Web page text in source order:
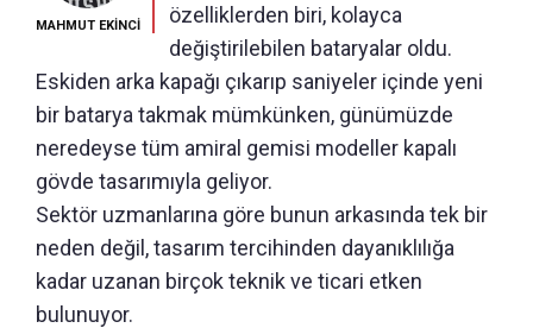
MAHMUT EKİNCİ
özelliklerden biri, kolayca
değiştirilebilen bataryalar oldu.
Eskiden arka kapağı çıkarıp saniyeler içinde yeni
bir batarya takmak mümkünken, günümüzde
neredeyse tüm amiral gemisi modeller kapalı
gövde tasarımıyla geliyor.
Sektör uzmanlarına göre bunun arkasında tek bir
neden değil, tasarım tercihinden dayanıklılığa
kadar uzanan birçok teknik ve ticari etken
bulunuyor.